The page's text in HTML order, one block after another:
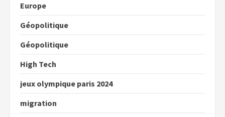
Europe
Géopolitique
Géopolitique
High Tech
jeux olympique paris 2024
migration